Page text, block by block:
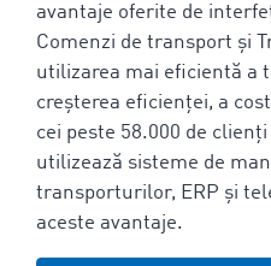
avantaje oferite de
Comenzi de transport și
utilizarea mai eficientă a
creșterea eficienței, a
cei peste 58.000 de
utilizează sisteme de
transporturilor, ERP și
aceste avantaje.